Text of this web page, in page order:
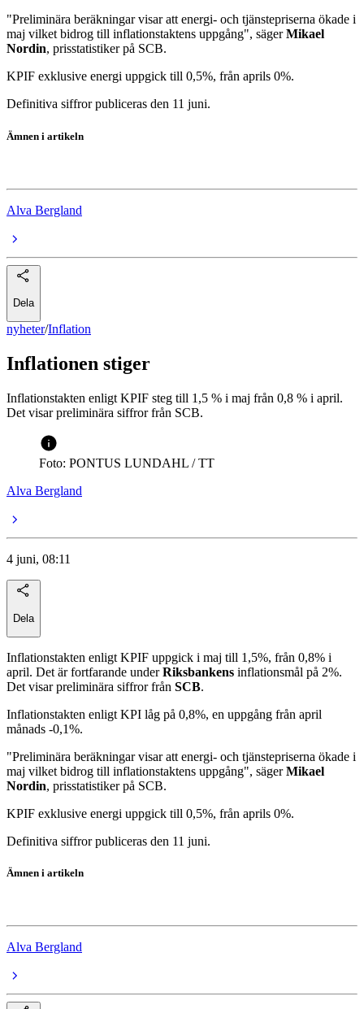
"Preliminära beräkningar visar att energi- och tjänstepriserna ökade i
maj vilket bidrog till inflationstaktens uppgång", sägerMikael
Nordin, prisstatistiker på SCB.
KPIF exklusive energi uppgick till 0,5%, från aprils 0%.
Definitiva siffror publiceras den 11 juni.
Ämnen i artikeln
Alva Bergland
Dela
nyheter/Inflation
Inflationen stiger
Inflationstakten enligt KPIF steg till 1,5 % i maj från 0,8 % i april.
Det visar preliminära siffror från SCB.
Foto: PONTUS LUNDAHL / TT
Alva Bergland
4 juni, 08:11
Dela
Inflationstakten enligt KPIF uppgick i maj till 1,5%, från 0,8% i
april. Det är fortfarande underRiksbankens inflationsmål på 2%.
Det visar preliminära siffror från SCB.
Inflationstakten enligt KPI låg på 0,8%, en uppgång från april
månads -0,1%.
"Preliminära beräkningar visar att energi- och tjänstepriserna ökade i
maj vilket bidrog till inflationstaktens uppgång", sägerMikael
Nordin, prisstatistiker på SCB.
KPIF exklusive energi uppgick till 0,5%, från aprils 0%.
Definitiva siffror publiceras den 11 juni.
Ämnen i artikeln
Alva Bergland